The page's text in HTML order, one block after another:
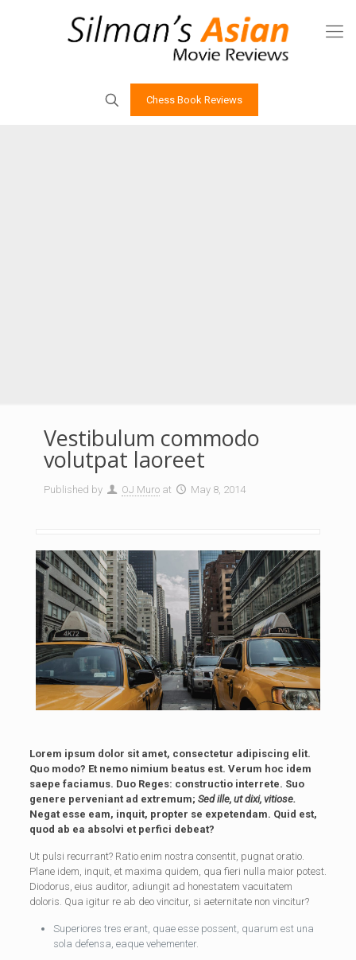
Chess Book Reviews
Vestibulum commodo
volutpat laoreet
Published by OJ Muro at May 8, 2014
Lorem ipsum dolor sit amet, consectetur adipiscing elit.
Quo modo? Et nemo nimium beatus est. Verum hoc idem
saepe faciamus. Duo Reges: constructio interrete. Suo
genere perveniant ad extremum; Sed ille, ut dixi, vitiose.
Negat esse eam, inquit, propter se expetendam. Quid est,
quod ab ea absolvi et perfici debeat?
Ut pulsi recurrant? Ratio enim nostra consentit, pugnat oratio.
Plane idem, inquit, et maxima quidem, qua fieri nulla maior potest.
Diodorus, eius auditor, adiungit ad honestatem vacuitatem
doloris. Qua igitur re ab deo vincitur, si aeternitate non vincitur?
Superiores tres erant, quae esse possent, quarum est una
sola defensa, eaque vehementer.